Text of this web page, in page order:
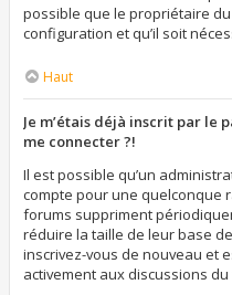
possible que le propriétaire
configuration et qu’il soit
Haut
Je m’étais déjà inscrit par le
me connecter ?!
Il est possible qu’un
compte pour une quelconque
forums suppriment
réduire la taille de leur base
inscrivez-vous de nouveau et
activement aux discussions